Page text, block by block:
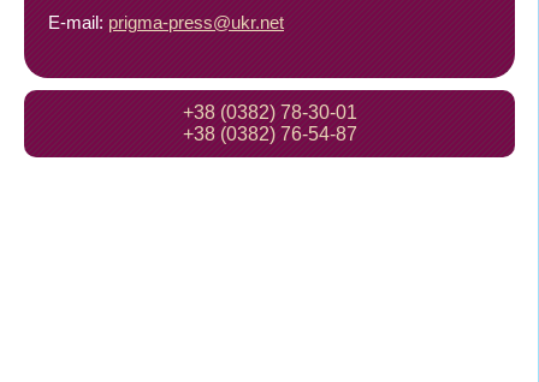
E-mail: prigma-press@ukr.net
+38 (0382) 78-30-01
+38 (0382) 76-54-87